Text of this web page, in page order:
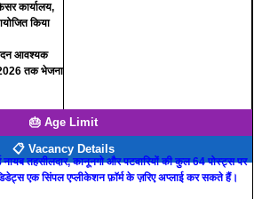
कार्यालय,
किया
आवश्यक
तक भेजना
🎂 Age Limit
📋 Vacancy Details
नायब तहसीलदार, कानूनगो और पटवारियों की कुल 64 पोस्ट्स पर
एक सिंपल एप्लीकेशन फ़ॉर्म के ज़रिए अप्लाई कर सकते हैं।